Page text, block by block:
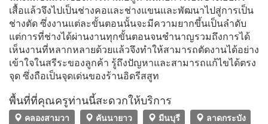
เสื้อแล้วจึงไปเป็นช่างคอและช่างแขนและพัฒนาไปสู่การเป็น
ช่างตัด ซึ่งงานแต่ละขั้นตอนนั้นจะมีความยากขึ้นเป็นลำดับ
แต่การที่ช่างได้ผ่านงานทุกขั้นตอนจนชำนาญรวมถึงการได้
เห็นงานที่หลากหลายด้วยแล้วจึงทำให้สามารถตัดงานได้อย่าง
เข้าใจในสรีระของลูกค้า รู้ถึงปัญหาและสามารถแก้ไขได้ตรง
จุด ซึ่งถือเป็นจุดเด่นของร้านอิดรีสสูท
พื้นที่ที่คุณครูท่านนี้สะดวกให้บริการ
คลองสามวา คันนายาว มีนบุรี ลาดกระบัง